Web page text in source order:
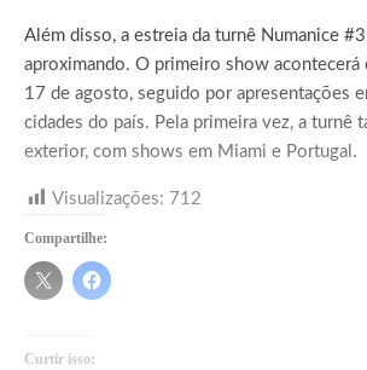
Além disso, a estreia da turnê Numanice
aproximando. O primeiro show acontecerá
17 de agosto, seguido por apresentações
cidades do país. Pela primeira vez, a turnê
exterior, com shows em Miami e Portugal.
Visualizações: 712
Compartilhe:
Curtir isso: